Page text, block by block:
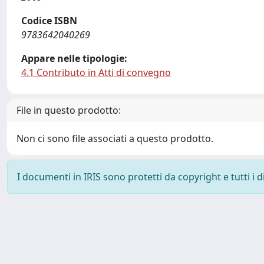
Codice ISBN
9783642040269
Appare nelle tipologie:
4.1 Contributo in Atti di convegno
File in questo prodotto:
Non ci sono file associati a questo prodotto.
I documenti in IRIS sono protetti da copyright e tutti i